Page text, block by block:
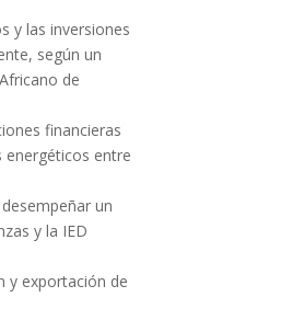
y las inversiones
según un
de
financieras
energéticos entre
un
y la IED
y exportación de